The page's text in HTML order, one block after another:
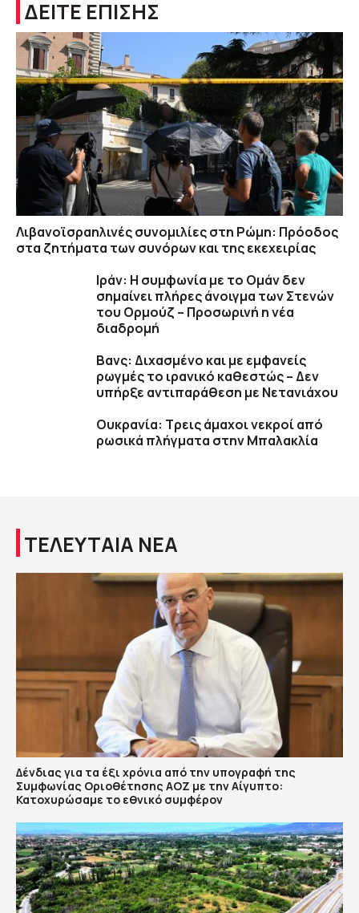
ΔΕΙΤΕ ΕΠΙΣΗΣ
Λιβανοϊσραηλινές συνομιλίες στη Ρώμη: Πρόοδος
στα ζητήματα των συνόρων και της εκεχειρίας
Ιράν: Η συμφωνία με το Ομάν δεν
σημαίνει πλήρες άνοιγμα των Στενών
του Ορμούζ – Προσωρινή η νέα
διαδρομή
Βανς: Διχασμένο και με εμφανείς
ρωγμές το ιρανικό καθεστώς – Δεν
υπήρξε αντιπαράθεση με Νετανιάχου
Ουκρανία: Τρεις άμαχοι νεκροί από
ρωσικά πλήγματα στην Μπαλακλία
ΤΕΛΕΥΤΑΙΑ ΝΕΑ
Δένδιας για τα έξι χρόνια από την υπογραφή της
Συμφωνίας Οριοθέτησης ΑΟΖ με την Αίγυπτο:
Κατοχυρώσαμε το εθνικό συμφέρον